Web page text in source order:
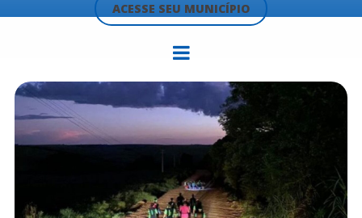
ACESSE SEU MUNICÍPIO